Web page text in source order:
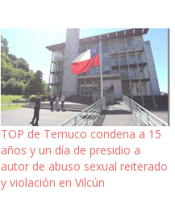
TOP de Temuco condena a 15
años y un día de presidio a
autor de abuso sexual reiterado
y violación en Vilcún